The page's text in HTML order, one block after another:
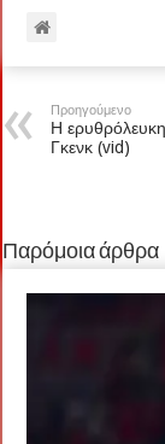
Προηγούμενο
Η
Γκενκ (vid)
Παρόμοια άρθρα